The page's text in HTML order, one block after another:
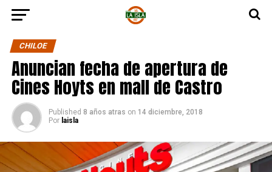
CHILOE
Anuncian fecha de apertura de
Cines Hoyts en mall de Castro
Published 8 años atras on 14 diciembre, 2018
Por laisla